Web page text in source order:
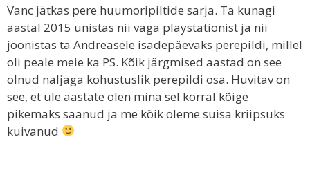
Vanc jätkas pere huumoripiltide sarja. Ta kunagi
aastal 2015 unistas nii väga playstationist ja nii
joonistas ta Andreasele isadepäevaks perepildi, millel
oli peale meie ka PS. Kõik järgmised aastad on see
olnud naljaga kohustuslik perepildi osa. Huvitav on
see, et üle aastate olen mina sel korral kõige
pikemaks saanud ja me kõik oleme suisa kriipsuks
kuivanud